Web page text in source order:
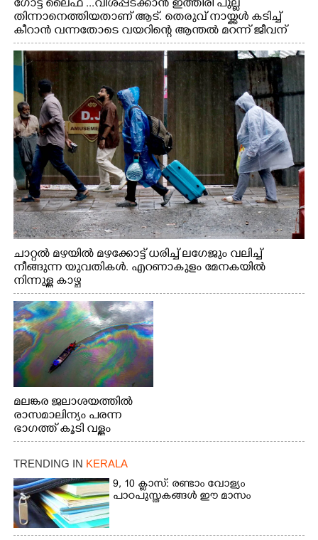
ഗോട്ട് ലൈഫ് ...വിശപ്പടക്കാൻ ഇത്തിരി പുല്ല്
തിന്നാനെത്തിയതാണ് ആട്. തെരുവ് നായ്ക്കൾ കടിച്ച്
കീറാൻ വന്നതോടെ വയറിന്റെ ആന്തൽ മറന്ന് ജീവന്
വേണ്ടിയായി ഓട്ടം. എറണാകുളം വാത്തുരുത്തിയിൽ
നിന്നുള്ള കാഴ്ച
ചാറ്റൽ മഴയിൽ മഴക്കോട്ട് ധരിച്ച് ലഗേജും വലിച്ച്
നീങ്ങുന്ന യുവതികൾ. എറണാകുളം മേനകയിൽ
നിന്നുള്ള കാഴ്ച
മലങ്കര ജലാശയത്തിൽ
രാസമാലിന്യം പരന്ന
ഭാഗത്ത് കൂടി വള്ളം
തുഴഞ്ഞു പോകുന്ന
പ്രദേശവാസികൾ
TRENDING IN KERALA
9, 10 ക്ലാസ്: രണ്ടാം വോള്യം
പാഠപുസ്തകങ്ങൾ ഈ മാസം